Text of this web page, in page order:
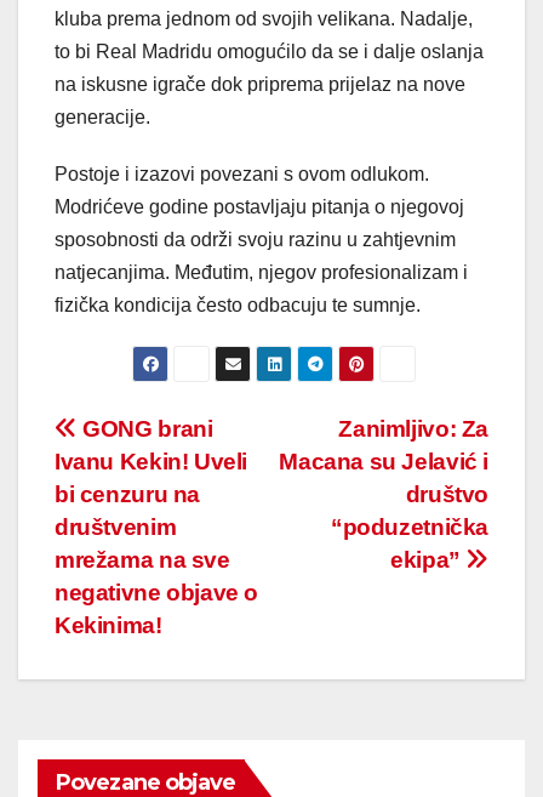
kluba prema jednom od svojih velikana. Nadalje,
to bi Real Madridu omogućilo da se i dalje oslanja
na iskusne igrače dok priprema prijelaz na nove
generacije.
Postoje i izazovi povezani s ovom odlukom.
Modrićeve godine postavljaju pitanja o njegovoj
sposobnosti da održi svoju razinu u zahtjevnim
natjecanjima. Međutim, njegov profesionalizam i
fizička kondicija često odbacuju te sumnje.
Post
navigation
Zanimljivo: Za
Macana su Jelavić i
društvo
“poduzetnička
ekipa”
GONG brani
Ivanu Kekin! Uveli
bi cenzuru na
društvenim
mrežama na sve
negativne objave o
Kekinima!
Povezane objave